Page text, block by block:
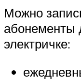
Можно
абонементы
электричке: